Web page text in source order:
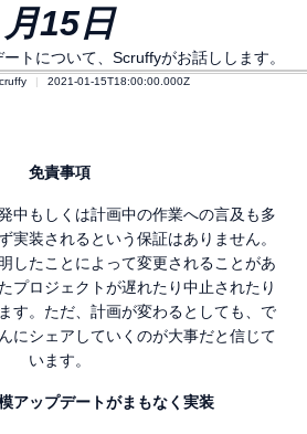
月15日
トについて、Scruffyがお話しします。
2021-01-15T18:00:00.000Z
免責事項
中もしくは計画中の作業への言及も多
実装されるという保証はありません。
したことによって変更されることがあ
プロジェクトが遅れたり中止されたり
す。ただ、計画が変わるとしても、で
にシェアしていくのが大事だと信じて
います。
アップデートがまもなく実装